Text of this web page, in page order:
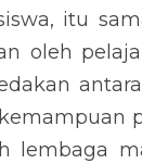
itu
oleh
lembaga